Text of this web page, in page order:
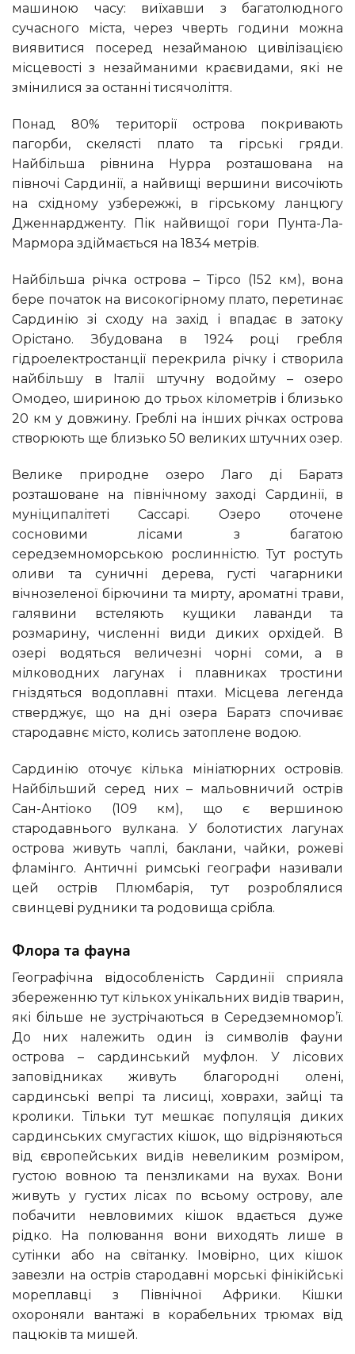
машиною часу: виїхавши з багатолюдного
сучасного міста, через чверть години можна
виявитися посеред незайманою цивілізацією
місцевості з незайманими краєвидами, які не
змінилися за останні тисячоліття.
Понад 80% території острова покривають
пагорби, скелясті плато та гірські гряди.
Найбільша рівнина Нурра розташована на
півночі Сардинії, а найвищі вершини височіють
на східному узбережжі, в гірському ланцюгу
Дженнардженту. Пік найвищої гори Пунта-Ла-
Мармора здіймається на 1834 метрів.
Найбільша річка острова – Тірсо (152 км), вона
бере початок на високогірному плато, перетинає
Сардинію зі сходу на захід і впадає в затоку
Орістано. Збудована в 1924 році гребля
гідроелектростанції перекрила річку і створила
найбільшу в Італії штучну водойму – озеро
Омодео, шириною до трьох кілометрів і близько
20 км у довжину. Греблі на інших річках острова
створюють ще близько 50 великих штучних озер.
Велике природне озеро Лаго ді Баратз
розташоване на північному заході Сардинії, в
муніципалітеті Сассарі. Озеро оточене
сосновими лісами з багатою
середземноморською рослинністю. Тут ростуть
оливи та суничні дерева, густі чагарники
вічнозеленої бірючини та мирту, ароматні трави,
галявини встеляють кущики лаванди та
розмарину, численні види диких орхідей. В
озері водяться величезні чорні соми, а в
мілководних лагунах і плавниках тростини
гніздяться водоплавні птахи. Місцева легенда
стверджує, що на дні озера Баратз спочиває
стародавнє місто, колись затоплене водою.
Сардинію оточує кілька мініатюрних островів.
Найбільший серед них – мальовничий острів
Сан-Антіоко (109 км), що є вершиною
стародавнього вулкана. У болотистих лагунах
острова живуть чаплі, баклани, чайки, рожеві
фламінго. Античні римські географи називали
цей острів Плюмбарія, тут розроблялися
свинцеві рудники та родовища срібла.
Флора та фауна
Географічна відособленість Сардинії сприяла
збереженню тут кількох унікальних видів тварин,
які більше не зустрічаються в Середземномор’ї.
До них належить один із символів фауни
острова – сардинський муфлон. У лісових
заповідниках живуть благородні олені,
сардинські вепрі та лисиці, ховрахи, зайці та
кролики. Тільки тут мешкає популяція диких
сардинських смугастих кішок, що відрізняються
від європейських видів невеликим розміром,
густою вовною та пензликами на вухах. Вони
живуть у густих лісах по всьому острову, але
побачити невловимих кішок вдається дуже
рідко. На полювання вони виходять лише в
сутінки або на світанку. Імовірно, цих кішок
завезли на острів стародавні морські фінікійські
мореплавці з Північної Африки. Кішки
охороняли вантажі в корабельних трюмах від
пацюків та мишей.